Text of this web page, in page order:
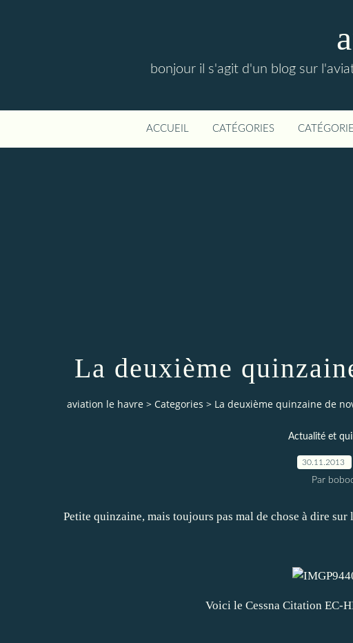
bonjour il s'agit d'un blog sur
ACCUEIL CATÉGORIES
La deuxième
aviation le havre > Categories > La deuxième quinzaine de
Actualité et
30.11.2013
Par
Petite quinzaine, mais toujours pas mal de chose à dire
Voici le Cessna Citation EC-